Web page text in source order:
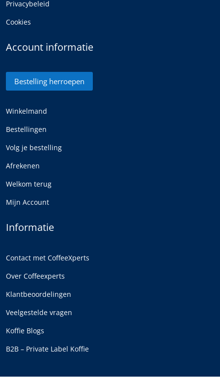
Privacybeleid
Cookies
Account informatie
Bestelling herroepen
Winkelmand
Bestellingen
Volg je bestelling
Afrekenen
Welkom terug
Mijn Account
Informatie
Contact met CoffeeXperts
Over Coffeexperts
Klantbeoordelingen
Veelgestelde vragen
Koffie Blogs
B2B – Private Label Koffie